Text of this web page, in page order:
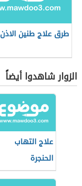
طرق علاج طنين الاذن
الزوار شاهدوا أيضاً
علاج التهاب
الحنجرة